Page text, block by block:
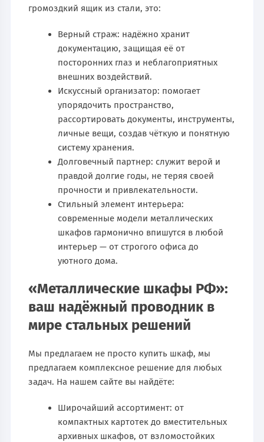
громоздкий ящик из стали, это:
Верный страж: надёжно хранит
документацию, защищая её от
посторонних глаз и неблагоприятных
внешних воздействий.
Искусcный организатор: помогает
упорядочить пространство,
рассортировать документы, инструменты,
личные вещи, создав чёткую и понятную
систему хранения.
Долговечный партнер: служит верой и
правдой долгие годы, не теряя своей
прочности и привлекательности.
Стильный элемент интерьера:
современные модели металлических
шкафов гармонично впишутся в любой
интерьер — от строгого офиса до
уютного дома.
«Металлические шкафы РФ»:
ваш надёжный проводник в
мире стальных решений
Мы предлагаем не просто купить шкаф, мы
предлагаем комплексное решение для любых
задач. На нашем сайте вы найдёте:
Широчайший ассортимент: от
компактных картотек до вместительных
архивных шкафов, от взломостойких